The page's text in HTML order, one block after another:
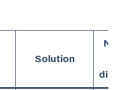
Solution